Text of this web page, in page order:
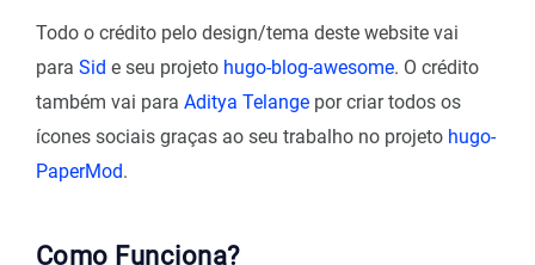
Todo o crédito pelo design/tema deste website vai
para Sid e seu projeto hugo-blog-awesome. O crédito
também vai para Aditya Telange por criar todos os
ícones sociais graças ao seu trabalho no projeto hugo-
PaperMod.
Como Funciona?